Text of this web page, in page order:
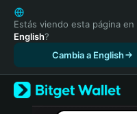
English
日本語
Tiếng Việt
Español (Latinoamérica)
Türkçe
Italiano
Estás viendo esta página en
English?
Cambia a English